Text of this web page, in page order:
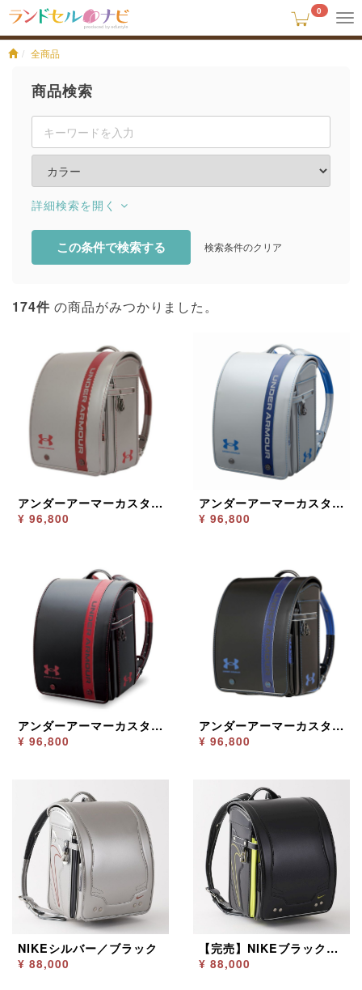
0
全商品
商品検索
詳細検索
この条件で検索する 検索条件のクリア
174件 の商品がみつかりました。
アンダーアーマーカスタム シルバー／レッド
¥ 96,800
アンダーアーマーカスタム シルバー／ブルー
¥ 96,800
アンダーアーマーカスタム ブラック／レッド
¥ 96,800
アンダーアーマーカスタム ブラック／ブルー
¥ 96,800
NIKEシルバー／ブラック
¥ 88,000
【完売】NIKEブラック／イエロー
¥ 88,000